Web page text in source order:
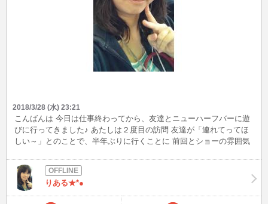
2018/3/28 (水) 23:21
こんばんは 今日は仕事終わってから、友達とニューハーフバーに遊
びに行ってきました♪ あたしは２度目の訪問 友達が「連れてってほ
しい～」とのことで、半年ぶりに行くことに 前回とショーの雰囲気
やはりオカマさんは偉大である(*´ω｀)
りある★*●